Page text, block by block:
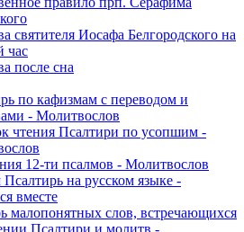
святителя Иосафа Белгородского на
час
после сна
по кафизмам с переводом и
- Молитвослов
чтения Псалтири по усопшим -
12-ти псалмов - Молитвослов
на русском языке -
вместе
малопонятных слов, встречающихся
Псалтири и молитв -